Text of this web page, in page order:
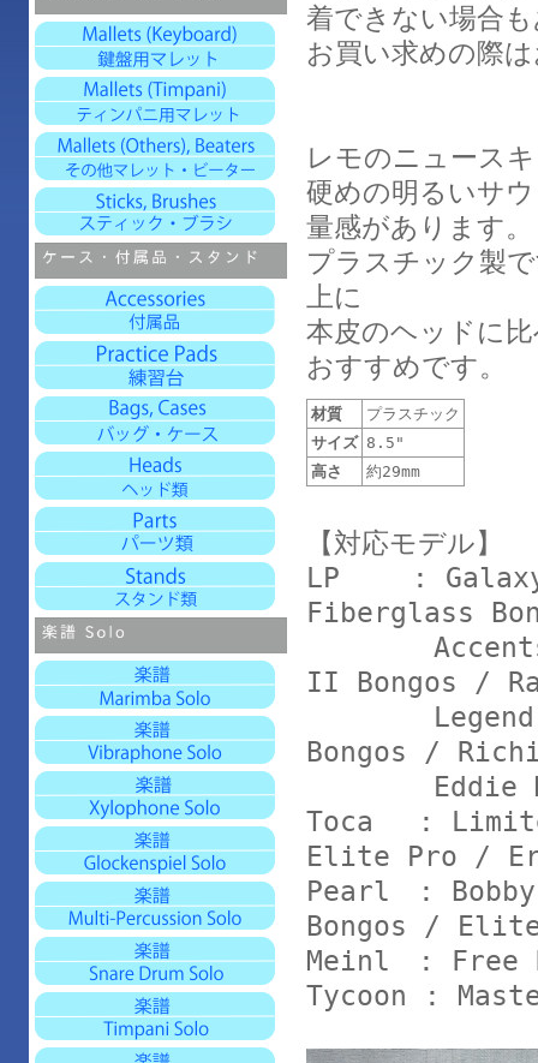
着できない場合
お買い求めの際
レモのニュース
硬めの明るいサ
量感があります。
プラスチック製
上に
本皮のヘッドに
おすすめです。
材質
プラスチック
サイズ 8.5"
高さ
約29mm
【対応モデル】
LP : Galaxy
Fiberglass
Accents
II Bongos /
Legend
Bongos /
Eddie
Toca :
Elite Pro /
Pearl :
Bongos / Elite
Meinl : Free
Tycoon :